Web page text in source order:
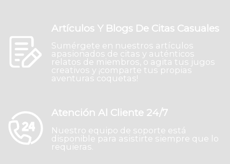
Artículos Y Blogs De Citas Casuales
Sumérgete en nuestros artículos
apasionados de citas y auténticos
relatos de miembros, o agita tus jugos
creativos y ¡comparte tus propias
aventuras coquetas!
Atención Al Cliente 24/7
Nuestro equipo de soporte está
disponible para asistirte siempre que lo
requieras.